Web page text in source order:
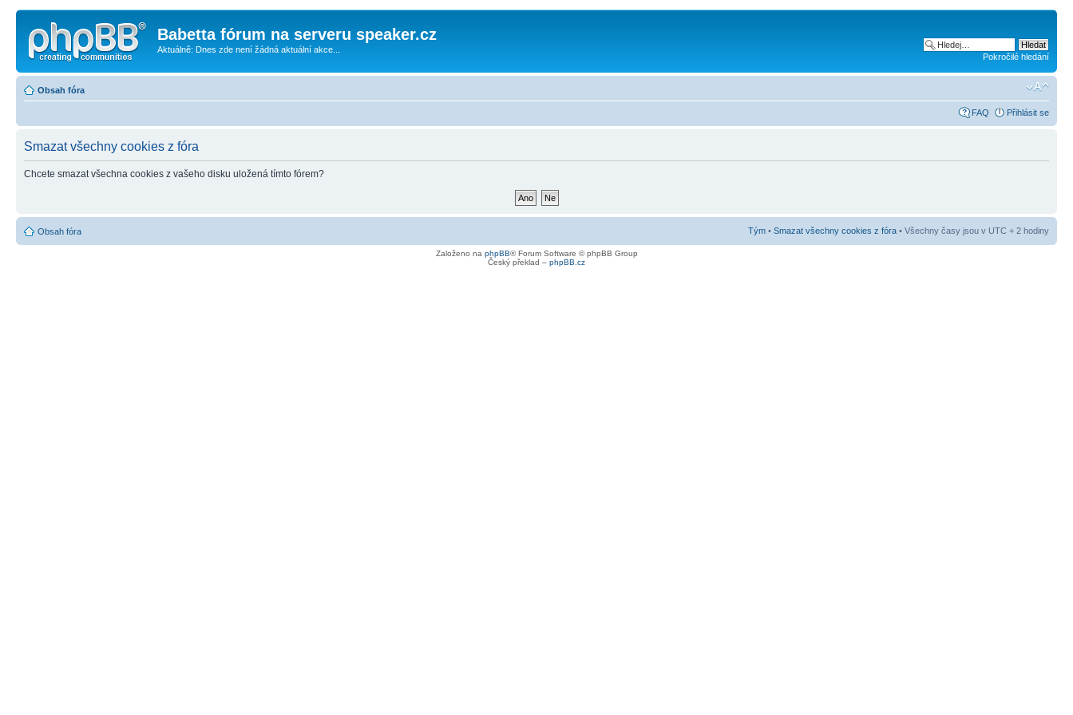
Babetta fórum na serveru speaker.cz
Aktuálně: Dnes zde není žádná aktuální akce...
Pokročilé hledání
Obsah fóra
FAQ Přihlásit se
Smazat všechny cookies z fóra
Chcete smazat všechna cookies z vašeho disku uložená tímto fórem?
Obsah fóra Tým • Smazat všechny cookies z fóra • Všechny časy jsou v UTC + 2 hodiny
Založeno na phpBB® Forum Software © phpBB Group
Český překlad – phpBB.cz